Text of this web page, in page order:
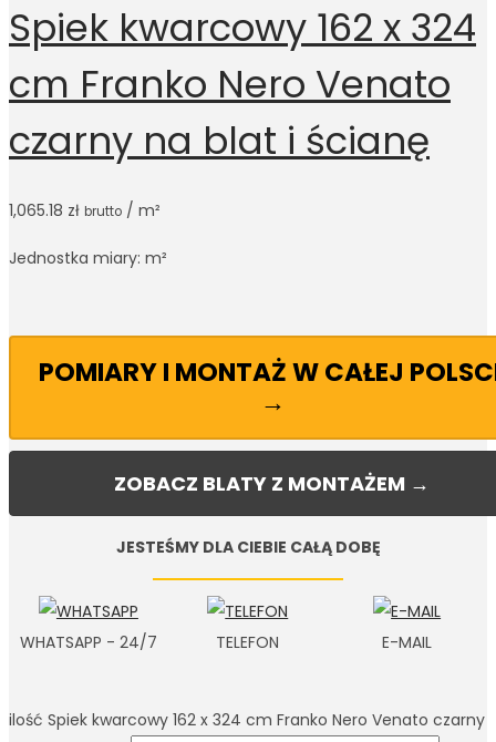
Spiek kwarcowy 162 x 324
cm Franko Nero Venato
czarny na blat i ścianę
1,065.18 zł brutto / m²
Jednostka miary: m²
POMIARY I MONTAŻ W CAŁEJ
→
ZOBACZ BLATY Z MONTAŻEM →
JESTEŚMY DLA CIEBIE CAŁĄ DOBĘ
WHATSAPP - 24/7 TELEFON E-MAIL
ilość Spiek kwarcowy 162 x 324 cm Franko Nero Venato czarny